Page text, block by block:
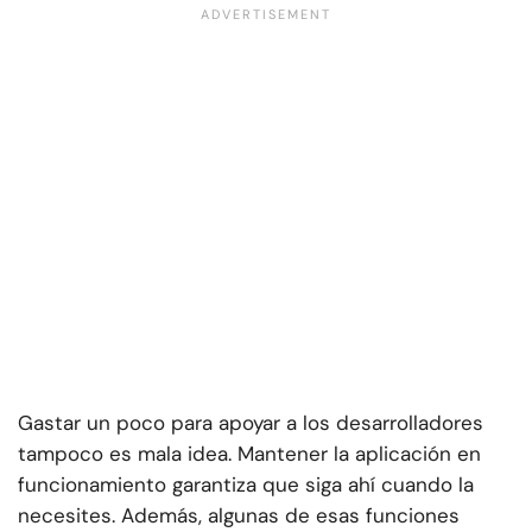
Gastar un poco para apoyar a los desarrolladores
tampoco es mala idea. Mantener la aplicación en
funcionamiento garantiza que siga ahí cuando la
necesites. Además, algunas de esas funciones